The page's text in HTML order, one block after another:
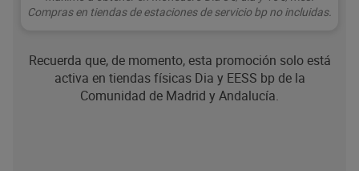
Compras en tiendas de estaciones de servicio bp no incluidas.
Recuerda que, de momento, esta promoción solo está
activa en tiendas físicas Dia y EESS bp de la
Comunidad de Madrid y Andalucía.